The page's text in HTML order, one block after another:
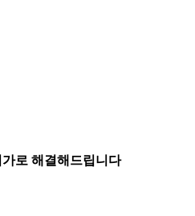
로 해결해드립니다